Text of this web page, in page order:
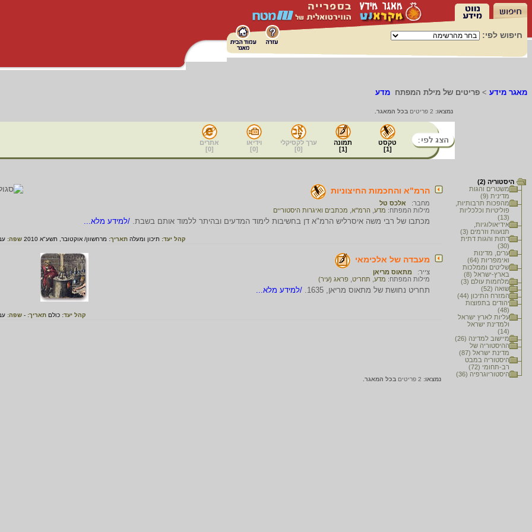
חיפוש לפי:
מאגר מידע > פריטים של מילת המפתח מדע
נמצאו: בכל המאגר.
טקסט
[
1
]
תמונה
[
1
]
ערך לקסיקלי
[
0
]
וידיאו
[
0
]
אתרים
[
0
]
היסטוריה (2)
משטרים והגות
מדינית (9)
מהפכות תרבותיות,
פוליטיות וכלכליות
(13)
אידיאולוגיות,
תנועות וזרמים (3)
דתות והגות דתית
(30)
ערים, מדינות
ואימפריות (64)
שליטים וממלכות
בארץ-ישראל (8)
מלחמות עולם (3)
שואה (52)
המזרח התיכון (44)
יהודים בתפוצות
(48)
עליות לארץ ישראל
ולמדינת ישראל
(14)
מיישוב למדינה (26)
ההיסטוריה של
מדינת ישראל (87)
היסטוריה במבט
רב-תחומי (72)
היסטוריוגרפיה (36)
הרמ"א והחכמות החיצוניות
מחבר:
אלכס טל
מילות המפתח: מדע הרמ"א מכתבים ואיגרות היסטוריים
מכתבו של רבי משה איסרליש הרמ"א דן בחשיבות לימוד המדעים ובהיתר ללמוד אותם בשבת. /למידע מלא...
קהל יעד: תיכון ומעלה תאריך: מרחשוון/ אוקטובר, תשע"א 2010 שפה:
מעבדה של אלכימאי
צייר:
מתאוס מריאן
מילות המפתח: מדע תחריט פראג (עיר)
תחריט נחושת של מתאוס מריאן, 1635. /למידע מלא...
קהל יעד: כולם תאריך: - שפה:
נמצאו: בכל המאגר.